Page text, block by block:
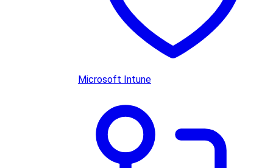
Microsoft Intune